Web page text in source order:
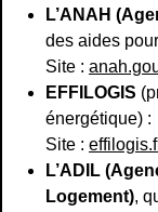
L’ANAH
des aides
Site :
EFFILOGIS
énergétique) :
Site :
L’ADIL
Logement),